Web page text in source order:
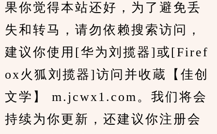
果你觉得本站还好，为了避免丢
失和转马，请勿依赖搜索访问，
建议你使用[华为刘揽器]或[Firef
ox火狐刘揽器]访问并收蔵【佳创
文学】 m.jcwx1.com。我们将会
持续为你更新，还建议你注册会